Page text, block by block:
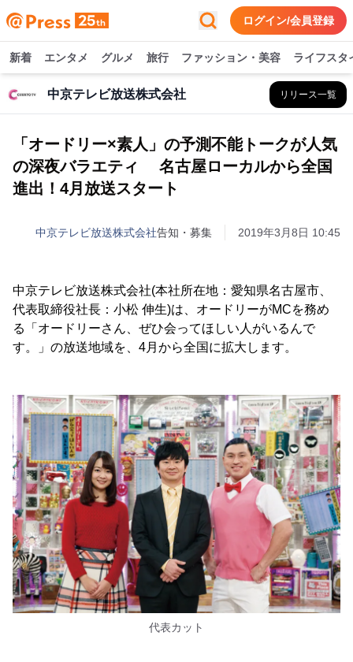
ログイン/会員登録
新着 エンタメ グルメ 旅行 ファッション・美容 ライフスタ
中京テレビ放送株式会社 リリース一覧
「オードリー×素人」の予測不能トークが人気
の深夜バラエティ 名古屋ローカルから全国
進出！4月放送スタート
中京テレビ放送株式会社告知・募集 2019年3月8日 10:45
中京テレビ放送株式会社(本社所在地：愛知県名古屋市、
代表取締役社長：小松 伸生)は、オードリーがMCを務め
る「オードリーさん、ぜひ会ってほしい人がいるんで
す。」の放送地域を、4月から全国に拡大します。
代表カット